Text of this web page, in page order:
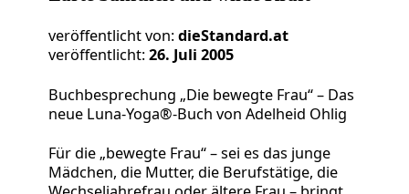
veröffentlicht von:dieStandard.at
veröffentlicht:26. Juli 2005
Buchbesprechung „Die bewegte Frau“ – Das
neue Luna-Yoga®-Buch von Adelheid Ohlig
Für die „bewegte Frau“ – sei es das junge
Mädchen, die Mutter, die Berufstätige, die